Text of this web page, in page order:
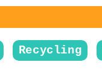
Recycling